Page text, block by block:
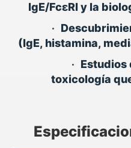
IgE/FcεRI y la
•
(IgE, histamina,
• Estudios
toxicología